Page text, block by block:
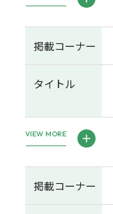
掲載コーナー
タイトル
VIEW MORE
掲載コーナー